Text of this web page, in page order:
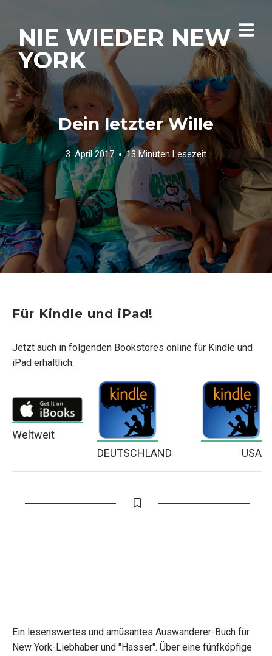
NIE WIEDER NEW
YORK
Dein letzter Wille
3. April 2017 13 Minuten Lesezeit
Für Kindle und iPad!
Jetzt auch in folgenden Bookstores online für Kindle und
iPad erhältlich:
Weltweit
DEUTSCHLAND
USA
Ein lesenswertes und amüsantes Auswanderer-Buch für
New York-Liebhaber und "Hasser". Über eine fünfköpfige